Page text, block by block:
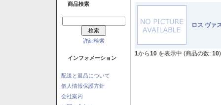
商品検索
詳細検索
インフォメーション
配送と返品について
個人情報保護方針
会社案内
ロス ヴァ
1から10 を表示中 (商品の数: 10)